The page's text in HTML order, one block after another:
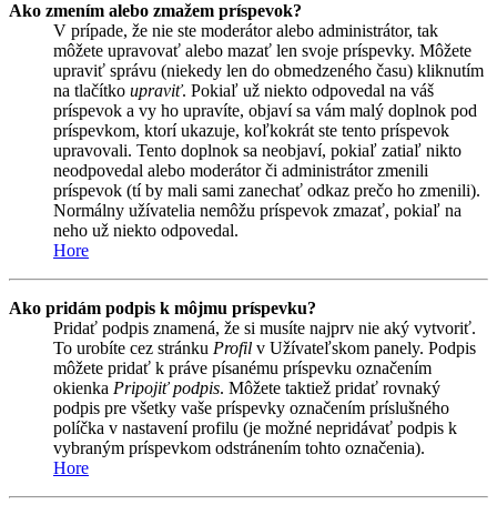
Ako zmením alebo zmažem príspevok?
V prípade, že nie ste moderátor alebo administrátor, tak
môžete upravovať alebo mazať len svoje príspevky. Môžete
upraviť správu (niekedy len do obmedzeného času) kliknutím
na tlačítko upraviť. Pokiaľ už niekto odpovedal na váš
príspevok a vy ho upravíte, objaví sa vám malý doplnok pod
príspevkom, ktorí ukazuje, koľkokrát ste tento príspevok
upravovali. Tento doplnok sa neobjaví, pokiaľ zatiaľ nikto
neodpovedal alebo moderátor či administrátor zmenili
príspevok (tí by mali sami zanechať odkaz prečo ho zmenili).
Normálny užívatelia nemôžu príspevok zmazať, pokiaľ na
neho už niekto odpovedal.
Hore
Ako pridám podpis k môjmu príspevku?
Pridať podpis znamená, že si musíte najprv nie aký vytvoriť.
To urobíte cez stránku Profil v Užívateľskom panely. Podpis
môžete pridať k práve písanému príspevku označením
okienka Pripojiť podpis. Môžete taktiež pridať rovnaký
podpis pre všetky vaše príspevky označením príslušného
políčka v nastavení profilu (je možné nepridávať podpis k
vybraným príspevkom odstránením tohto označenia).
Hore